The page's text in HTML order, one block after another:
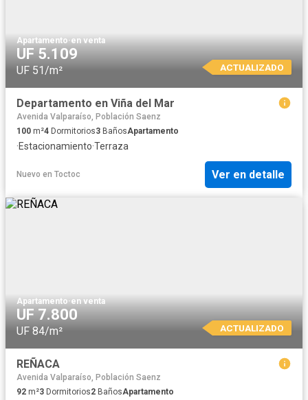
Apartamento·en venta
UF 5.109
UF 51/m² ACTUALIZADO
Departamento en Viña del Mar
Avenida Valparaíso, Población Saenz
100 m²4 Dormitorios3 BañosApartamento
·Estacionamiento·Terraza
Nuevo en Toctoc Ver en detalle
Apartamento·en venta
UF 7.800
UF 84/m² ACTUALIZADO
REÑACA
Avenida Valparaíso, Población Saenz
92 m²3 Dormitorios2 BañosApartamento